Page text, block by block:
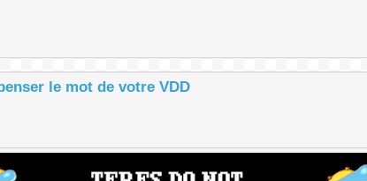
le mot de votre VDD